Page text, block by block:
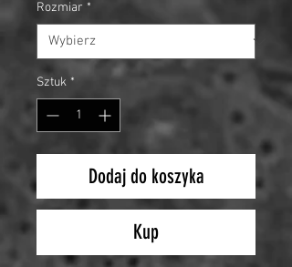
Rozmiar *
Sztuk *
Dodaj do koszyka
Kup